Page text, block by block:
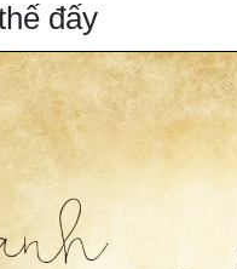
đấy